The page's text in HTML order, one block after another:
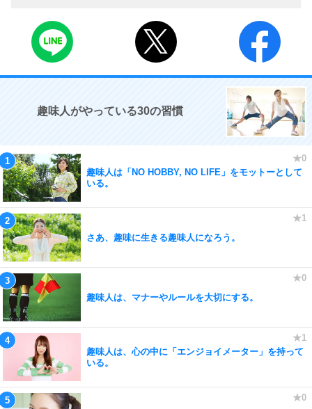
趣味人がやっている30の習慣
趣味人は「NO HOBBY, NO LIFE」をモットーとして
いる。
さあ、趣味に生きる趣味人になろう。
趣味人は、マナーやルールを大切にする。
趣味人は、心の中に「エンジョイメーター」を持って
いる。